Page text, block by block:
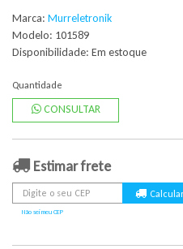
Marca: Murreletronik
Modelo: 101589
Disponibilidade: Em estoque
Quantidade
CONSULTAR
Estimar frete
Não sei meu CEP